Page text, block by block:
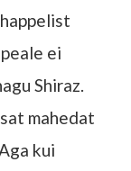
ei
Shiraz.
mahedat
kui